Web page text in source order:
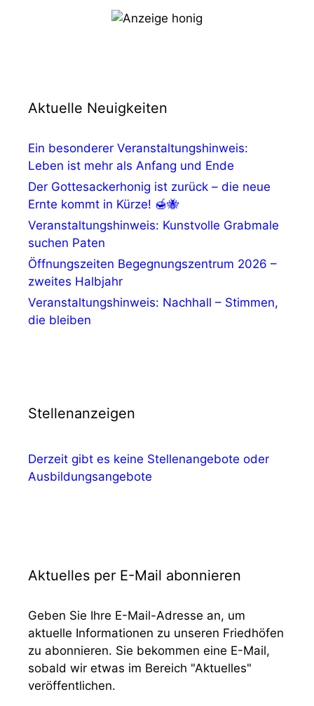
Aktuelle Neuigkeiten
Ein besonderer Veranstaltungshinweis:
Leben ist mehr als Anfang und Ende
Der Gottesackerhonig ist zurück – die neue
Ernte kommt in Kürze! 🍯🐝
Veranstaltungshinweis: Kunstvolle Grabmale
suchen Paten
Öffnungszeiten Begegnungszentrum 2026 –
zweites Halbjahr
Veranstaltungshinweis: Nachhall – Stimmen,
die bleiben
Stellenanzeigen
Derzeit gibt es keine Stellenangebote oder
Ausbildungsangebote
Aktuelles per E-Mail abonnieren
Geben Sie Ihre E-Mail-Adresse an, um
aktuelle Informationen zu unseren Friedhöfen
zu abonnieren. Sie bekommen eine E-Mail,
sobald wir etwas im Bereich "Aktuelles"
veröffentlichen.